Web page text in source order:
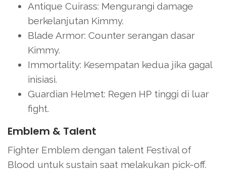
Antique Cuirass: Mengurangi damage
berkelanjutan Kimmy.
Blade Armor: Counter serangan dasar
Kimmy.
Immortality: Kesempatan kedua jika gagal
inisiasi.
Guardian Helmet: Regen HP tinggi di luar
fight.
Emblem & Talent
Fighter Emblem dengan talent Festival of
Blood untuk sustain saat melakukan pick-off.